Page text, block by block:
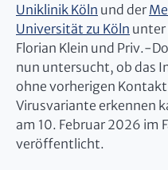
Uniklinik Köln und der
Universität zu Köln unter
Florian Klein und Priv.-
nun untersucht, ob das
ohne vorherigen Kontakt
Virusvariante erkennen
am 10. Februar 2026 im
veröffentlicht.